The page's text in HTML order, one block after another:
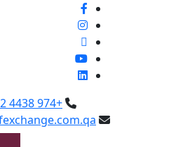
+974 4438 3222